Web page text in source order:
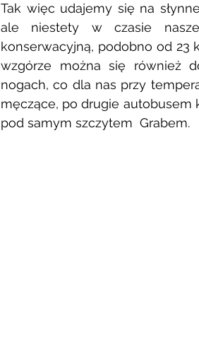
Tak więc udajemy się na
ale niestety w czasie
konserwacyjną, podobno od 23
wzgórze można się również
nogach, co dla nas przy
męczące, po drugie
pod samym szczytem  Grabem.